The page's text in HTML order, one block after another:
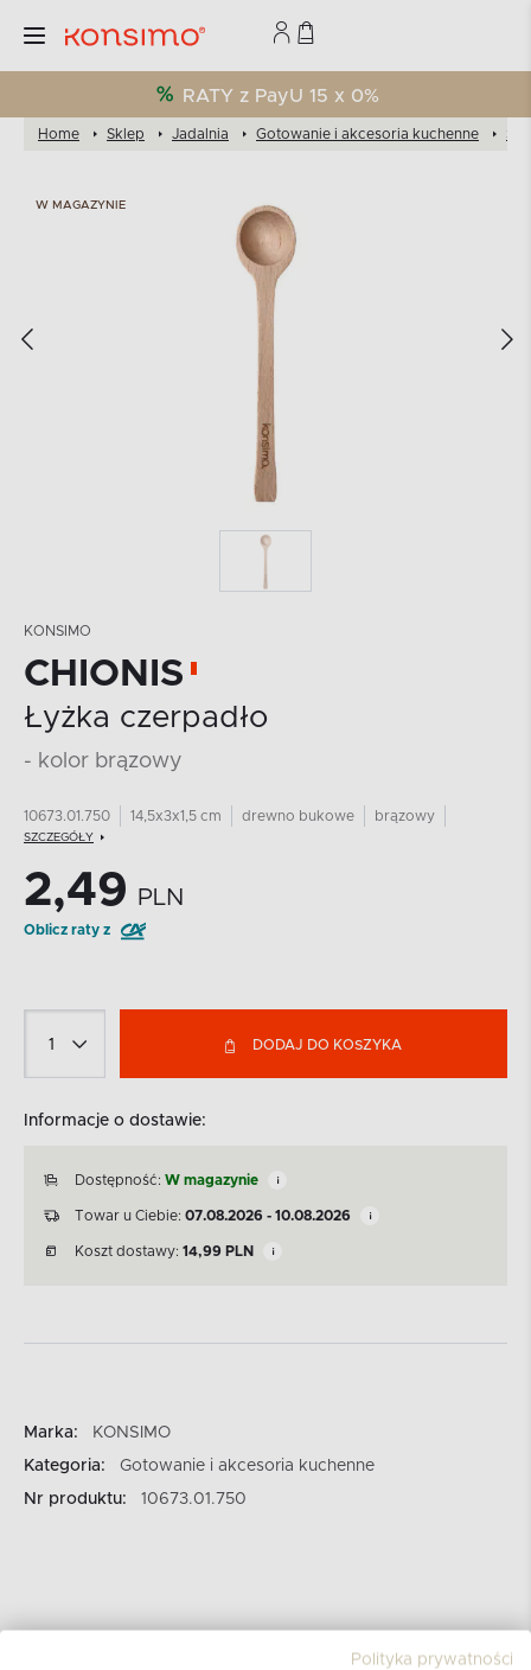
RATY z PayU 15 x 0%
Home Sklep Jadalnia Gotowanie i akcesoria kuchenne
W MAGAZYNIE
KONSIMO
CHIONIS
Łyżka czerpadło
- kolor brązowy
10673.01.750 14,5x3x1,5 cm drewno bukowe brązowy
SZCZEGÓŁY
2,49 PLN
Oblicz raty z
DODAJ DO KOSZYKA
Informacje o dostawie:
Dostępność: W magazynie
Towar u Ciebie: 07.08.2026 - 10.08.2026
Koszt dostawy: 14,99 PLN
Marka:
KONSIMO
Kategoria:
Gotowanie i akcesoria kuchenne
Nr produktu:
10673.01.750
Polityka prywatności